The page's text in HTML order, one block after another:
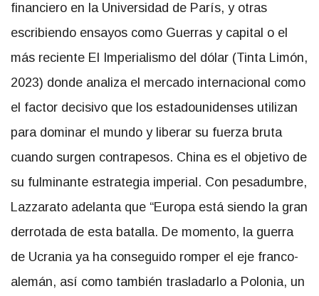
financiero en la Universidad de París, y otras
escribiendo ensayos como Guerras y capital o el
más reciente El Imperialismo del dólar (Tinta Limón,
2023) donde analiza el mercado internacional como
el factor decisivo que los estadounidenses utilizan
para dominar el mundo y liberar su fuerza bruta
cuando surgen contrapesos. China es el objetivo de
su fulminante estrategia imperial. Con pesadumbre,
Lazzarato adelanta que “Europa está siendo la gran
derrotada de esta batalla. De momento, la guerra
de Ucrania ya ha conseguido romper el eje franco-
alemán, así como también trasladarlo a Polonia, un